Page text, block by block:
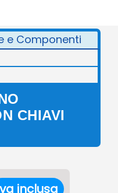
e Componenti
CHIAVI
inclusa